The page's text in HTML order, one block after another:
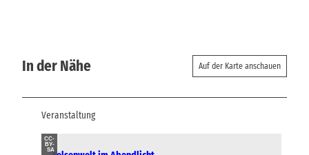
In der Nähe Auf der Karte anschauen
Veranstaltung
CC-
BY-
SA